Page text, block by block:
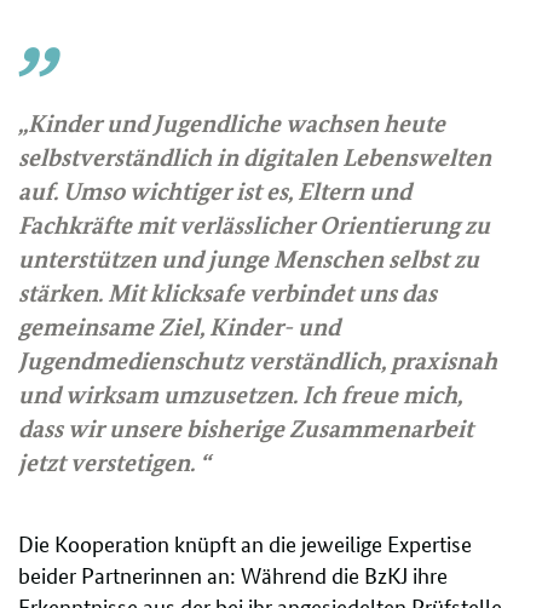
„Kinder und Jugendliche wachsen heute
selbstverständlich in digitalen Lebenswelten
auf. Umso wichtiger ist es, Eltern und
Fachkräfte mit verlässlicher Orientierung zu
unterstützen und junge Menschen selbst zu
stärken. Mit klicksafe verbindet uns das
gemeinsame Ziel, Kinder- und
Jugendmedienschutz verständlich, praxisnah
und wirksam umzusetzen. Ich freue mich,
dass wir unsere bisherige Zusammenarbeit
jetzt verstetigen. “
Die Kooperation knüpft an die jeweilige Expertise
beider Partnerinnen an: Während die BzKJ ihre